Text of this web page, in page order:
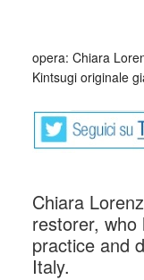
opera: Chiara
Kintsugi originale
Chiara
restorer, who
practice and
Italy.